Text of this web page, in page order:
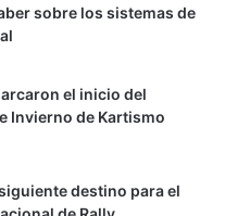
sobre los sistemas de
el inicio del
Invierno de Kartismo
destino para el